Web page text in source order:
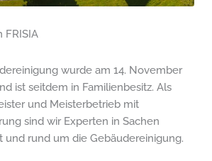
FRISIA
wurde am 14. November
ist seitdem in Familienbesitz. Als
und Meisterbetrieb mit
sind wir Experten in Sachen
und rund um die Gebäudereinigung.